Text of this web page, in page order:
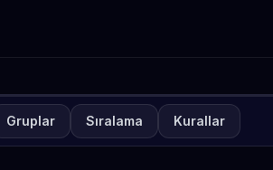
Gruplar Sıralama Kurallar